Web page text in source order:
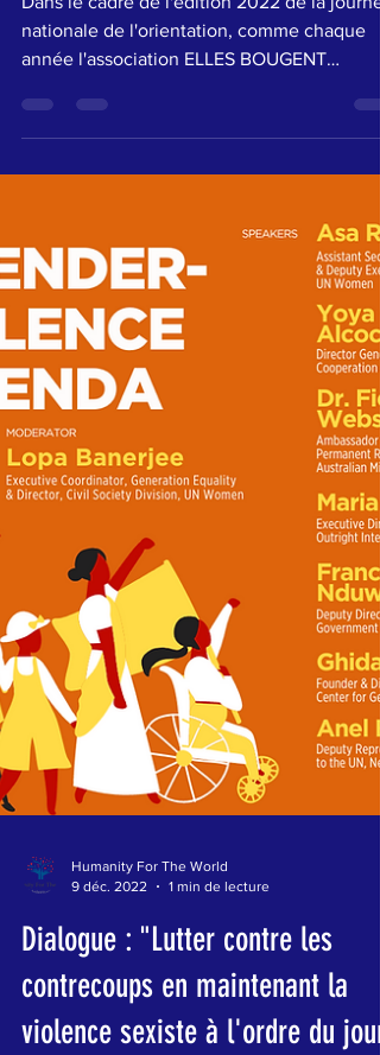
la Journée de l'orientation - 08
décembre 2022 - Nord de
Martinique
année l'association ELLES BOUGENT
organise sur...